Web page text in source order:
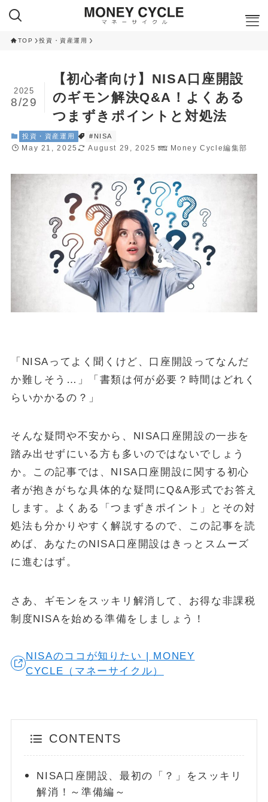
ここが知りたい
NISA
iDeCo
RANKING
クレカ積立ランキング
ふるさと納税 返礼品ランキング
CAMPAIGN
ハイステータスカード 入会キャンペーン
ネット証券 新規口座開設キャンペーン
CAMPAIGN
金・プラチナ買取相場
Vintage Watch Market
コラム
NEW
April 20, 2026
April 15, 2026 投資・資産運用
ヴィンテージウォッチを「資産」として持つという選択
April 13, 2026 シニア
50代・60代の物価高対策｜株主優待で食費と日用品を賢く浮かせ
る活用術
POPULAR
【失敗しない】FIRE達成に必要な金額はいくら？リアルな目標額
と「4%ルール」の落とし穴を解説
新NISA【月10万・20万・30万積立】20年後の資産額シミュレー
ションと年代別・目標別運用戦略(2025年最新)
変わる？パート・主婦必見、税金と社会保険の賢い働き方完全ガ
MONEY CYCLEについて
広告掲載について
お問い合わせ
TOP 投資・資産運用
【初心者向け】NISA口座開設
のギモン解決Q&A！よくある
つまずきポイントと対処法
2025
8/29
投資・資産運用 #NISA
May 21, 2025 August 29, 2025 Money Cycle編集部
「NISAってよく聞くけど、口座開設ってなんだ
か難しそう…」「書類は何が必要？時間はどれく
らいかかるの？」
そんな疑問や不安から、NISA口座開設の一歩を
踏み出せずにいる方も多いのではないでしょう
か。この記事では、NISA口座開設に関する初心
者が抱きがちな具体的な疑問にQ&A形式でお答え
します。よくある「つまずきポイント」とその対
処法も分かりやすく解説するので、この記事を読
めば、あなたのNISA口座開設はきっとスムーズ
に進むはず。
さあ、ギモンをスッキリ解消して、お得な非課税
制度NISAを始める準備をしましょう！
NISAのココが知りたい | MONEY
CYCLE（マネーサイクル）
CONTENTS
NISA口座開設、最初の「？」をスッキリ
解消！～準備編～